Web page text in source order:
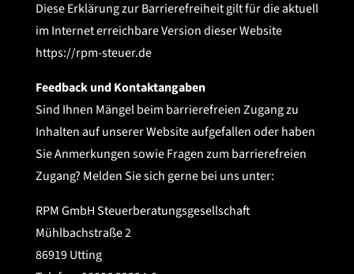
Diese Erklärung zur Barrierefreiheit gilt für die aktuell
im Internet erreichbare Version dieser Website
https://rpm-steuer.de
Feedback und Kontaktangaben
Sind Ihnen Mängel beim barrierefreien Zugang zu
Inhalten auf unserer Website aufgefallen oder haben
Sie Anmerkungen sowie Fragen zum barrierefreien
Zugang? Melden Sie sich gerne bei uns unter:
RPM GmbH Steuerberatungsgesellschaft
Mühlbachstraße 2
86919 Utting